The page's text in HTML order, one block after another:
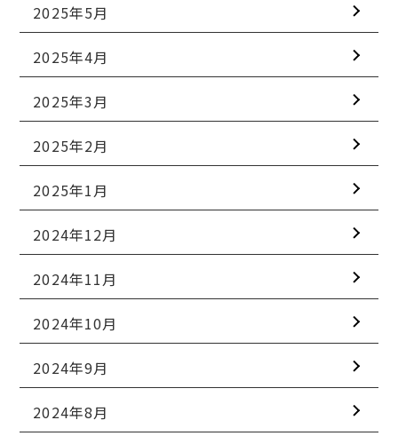
2025年5月
2025年4月
2025年3月
2025年2月
2025年1月
2024年12月
2024年11月
2024年10月
2024年9月
2024年8月